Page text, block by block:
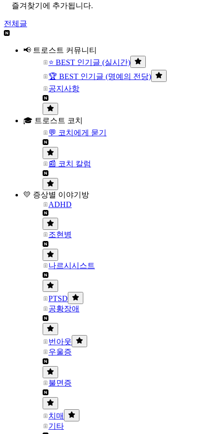
즐겨찾기에 추가됩니다.
전체글
📢 트로스트 커뮤니티
⭐ BEST 인기글 (실시간)
🏆 BEST 인기글 (명예의 전당)
공지사항
🎓 트로스트 코치
💬 코치에게 묻기
📰 코치 칼럼
💛 증상별 이야기방
ADHD
조현병
나르시시스트
PTSD
공황장애
번아웃
우울증
불면증
치매
기타